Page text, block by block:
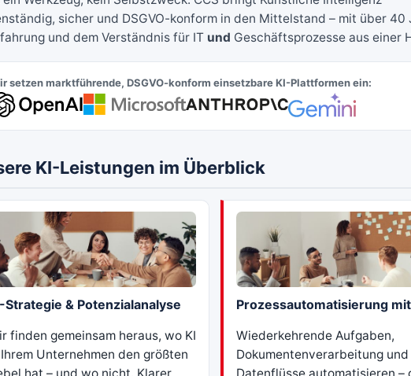
sicher und DSGVO-konform in den Mittelstand – mit über 40
und dem Verständnis für IT und Geschäftsprozesse aus einer
setzen marktführende, DSGVO-konform einsetzbare KI-Plattformen ein:
KI-Leistungen im Überblick
Strategie & Potenzialanalyse
finden gemeinsam heraus, wo KI
Unternehmen den größten
Prozessautomatisierung
Wiederkehrende Aufgaben,
Dokumentenverarbeitung und